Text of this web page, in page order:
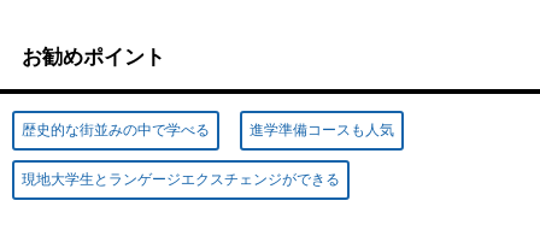
お勧めポイント
歴史的な街並みの中で学べる 進学準備コースも人気
現地大学生とランゲージエクスチェンジができる